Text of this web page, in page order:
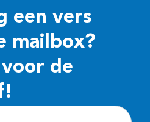
een vers
mailbox?
de